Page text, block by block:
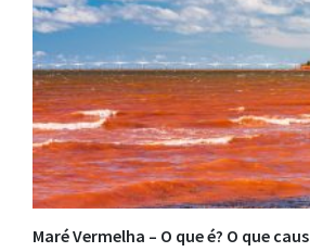
Maré Vermelha – O que é? O que